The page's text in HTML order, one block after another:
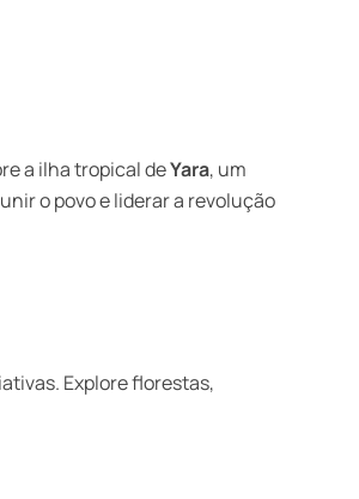
a ilha tropical deYara, um
o povo e liderar a revolução
Explore florestas,